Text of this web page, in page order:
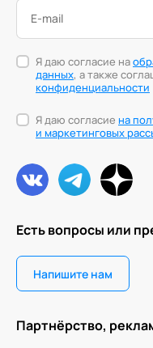
Есть вопросы или
Напишите нам
Партнёрство,
Я даю согласие на
данных, а также
конфиденциальности
Я даю согласие на
и маркетинговых